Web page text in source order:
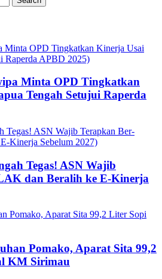
Minta OPD Tingkatkan
Tengah Setujui Raperda
Tegas! ASN Wajib
dan Beralih ke E-Kinerja
Pomako, Aparat Sita 99,2
KM Sirimau